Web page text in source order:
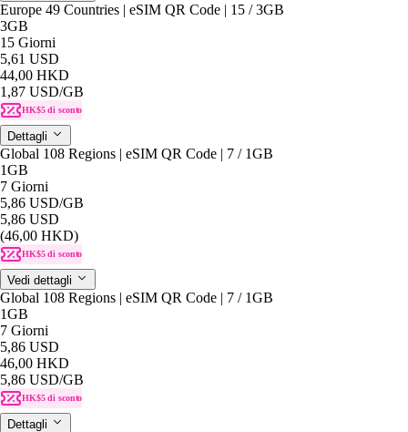
Europe 49 Countries | eSIM QR Code | 15 / 3GB
3GB
15 Giorni
5,61 USD
44,00 HKD
1,87 USD/GB
HK$5 di sconto
Dettagli
Global 108 Regions | eSIM QR Code | 7 / 1GB
1GB
7 Giorni
5,86 USD/GB
5,86 USD
(46,00 HKD)
HK$5 di sconto
Vedi dettagli
Global 108 Regions | eSIM QR Code | 7 / 1GB
1GB
7 Giorni
5,86 USD
46,00 HKD
5,86 USD/GB
HK$5 di sconto
Dettagli